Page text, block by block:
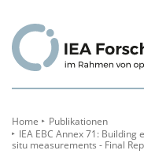
Inhalt
Home
Publikationen
IEA EBC Annex 71:
situ measurements - Final